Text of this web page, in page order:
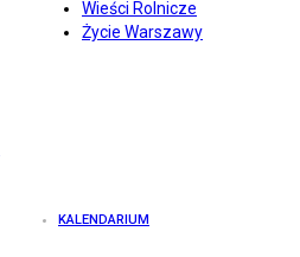
Wieści Rolnicze
Życie Warszawy
KALENDARIUM